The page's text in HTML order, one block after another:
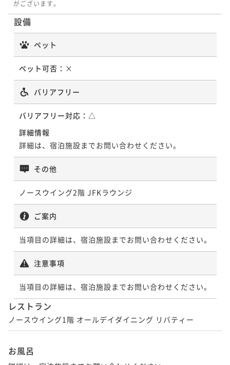
がございます。
設備
ペット
ペット可否： ×
バリアフリー
バリアフリー対応： △
詳細情報
詳細は、宿泊施設までお問い合わせください。
その他
ノースウイング2階 JFKラウンジ
ご案内
当項目の詳細は、宿泊施設までお問い合わせください。
注意事項
当項目の詳細は、宿泊施設までお問い合わせください。
レストラン
お風呂